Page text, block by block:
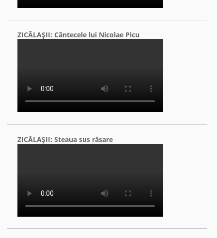
ZICĂLAŞII: Cântecele lui Nicolae Picu
ZICĂLAŞII: Steaua sus răsare